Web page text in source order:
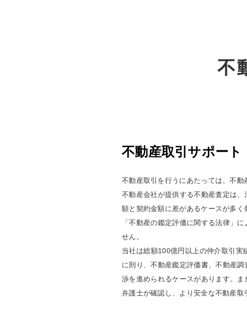
不
不動産取引サポート
不動産取引を行うにあたっては、不動
不動産会社が提供する不動産査定は
額と契約金額に差があるケースが多く
「不動産の鑑定評価に関する法律」
せん。
当社は総額100億円以上の仲介取引実
に則り、不動産鑑定評価書、不動産
渉を進められるケースがあります。
弁護士が確認し、より安全な不動産取